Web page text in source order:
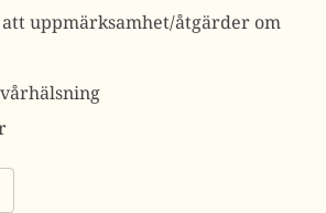
uppmärksamhet/åtgärder om